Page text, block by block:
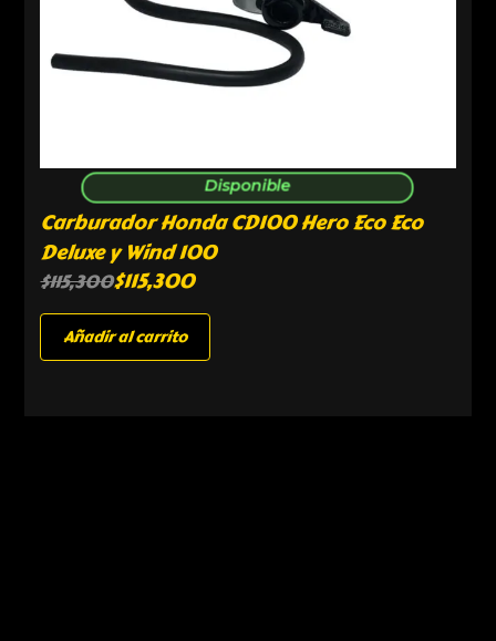
Disponible
Carburador Honda CD100 Hero Eco Eco
Deluxe y Wind 100
$115,300$115,300
Añadir al carrito